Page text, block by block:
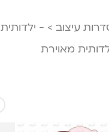
עיצוב >
-
מאוירת